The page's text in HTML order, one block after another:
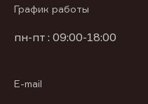
График работы
пн-пт : 09:00-18:00
E-mail